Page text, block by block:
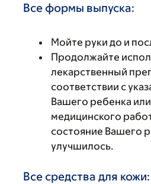
Все формы выпуска:
Мойте руки до и
Продолжайте
лекарственный
соответствии с
Вашего ребенка
медицинского
состояние Вашего
улучшилось.
Все средства для кожи: